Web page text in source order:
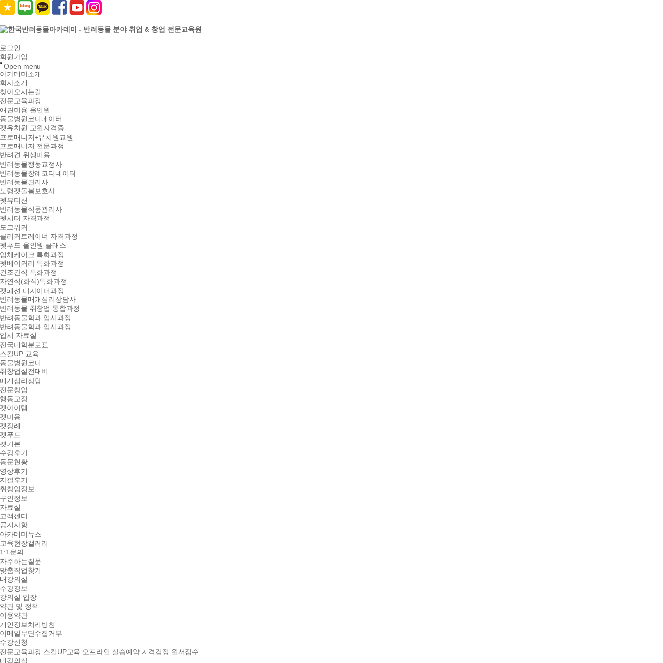
로그인
회원가입
Open menu
아카데미소개
회사소개
찾아오시는길
전문교육과정
애견미용 올인원
동물병원코디네이터
펫유치원 교원자격증
프로매니저+유치원교원
프로매니저 전문과정
반려견 위생미용
반려동물행동교정사
반려동물장례코디네이터
반려동물관리사
노령펫돌봄보호사
펫뷰티션
반려동물식품관리사
펫시터 자격과정
도그워커
클리커트레이너 자격과정
펫푸드 올인원 클래스
입체케이크 특화과정
펫베이커리 특화과정
건조간식 특화과정
자연식(화식)특화과정
펫패션 디자이너과정
반려동물매개심리상담사
반려동물 취창업 통합과정
반려동물학과 입시과정
반려동물학과 입시과정
입시 자료실
전국대학분포표
스킬UP 교육
동물병원코디
취창업실전대비
매개심리상담
전문창업
행동교정
펫아이템
펫미용
펫장례
펫푸드
펫기본
수강후기
동문현황
영상후기
자필후기
취창업정보
구인정보
자료실
고객센터
공지사항
아카데미뉴스
교육현장갤러리
1:1문의
자주하는질문
맞춤직업찾기
내강의실
수강정보
강의실 입장
약관 및 정책
이용약관
개인정보처리방침
이메일무단수집거부
수강신청
전문교육과정 스킬UP교육 오프라인 실습예약 자격검정 원서접수
내강의실